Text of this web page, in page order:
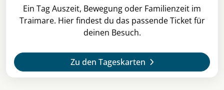
Ein Tag Auszeit, Bewegung oder Familienzeit im
Traimare. Hier findest du das passende Ticket für
deinen Besuch.
Zu den Tageskarten